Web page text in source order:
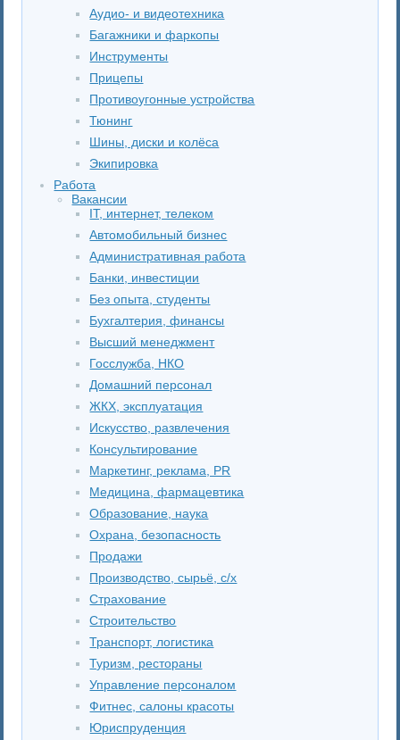
Аудио- и видеотехника
Багажники и фаркопы
Инструменты
Прицепы
Противоугонные устройства
Тюнинг
Шины, диски и колёса
Экипировка
Работа
Вакансии
IT, интернет, телеком
Автомобильный бизнес
Административная работа
Банки, инвестиции
Без опыта, студенты
Бухгалтерия, финансы
Высший менеджмент
Госслужба, НКО
Домашний персонал
ЖКХ, эксплуатация
Искусство, развлечения
Консультирование
Маркетинг, реклама, PR
Медицина, фармацевтика
Образование, наука
Охрана, безопасность
Продажи
Производство, сырьё, с/х
Страхование
Строительство
Транспорт, логистика
Туризм, рестораны
Управление персоналом
Фитнес, салоны красоты
Юриспруденция